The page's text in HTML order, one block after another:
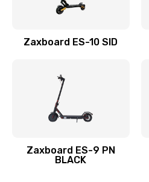
Zaxboard ES-10 SID
Zaxboard ES-9 PN
BLACK